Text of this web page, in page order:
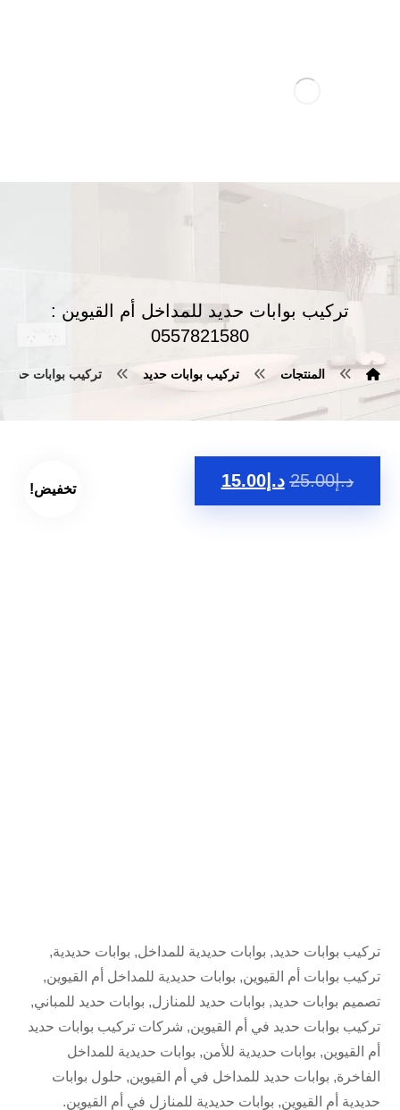
تركيب بوابات حديد للمداخل أم القيوين :
0557821580
المنتجات تركيب بوابات حديد تركيب بوابات حديد
تخفيض! د.إ25.00 د.إ15.00
تركيب بوابات حديد, بوابات حديدية للمداخل, بوابات حديدية,
تركيب بوابات أم القيوين, بوابات حديدية للمداخل أم القيوين,
تصميم بوابات حديد, بوابات حديد للمنازل, بوابات حديد للمباني,
تركيب بوابات حديد في أم القيوين, شركات تركيب بوابات حديد
أم القيوين, بوابات حديدية للأمن, بوابات حديدية للمداخل
الفاخرة, بوابات حديد للمداخل في أم القيوين, حلول بوابات
حديدية أم القيوين, بوابات حديدية للمنازل في أم القيوين.